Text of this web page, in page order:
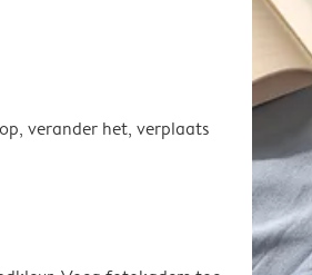
verander het, verplaats